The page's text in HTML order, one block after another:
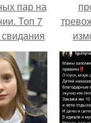
пар на
Топ 7